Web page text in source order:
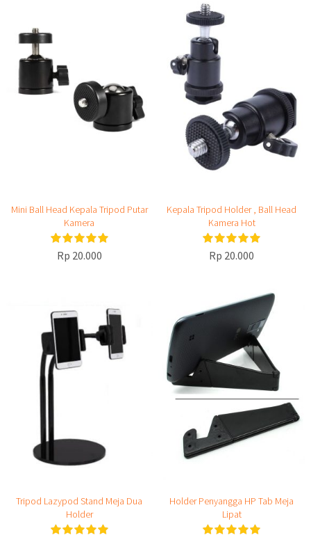
Mini Ball Head Kepala Tripod Putar
Kamera
Rp 20.000
Kepala Tripod Holder , Ball Head
Kamera Hot
Rp 20.000
Tripod Lazypod Stand Meja Dua
Holder
Holder Penyangga HP Tab Meja
Lipat